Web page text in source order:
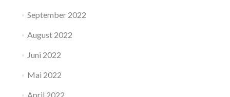
September 2022
August 2022
Juni 2022
Mai 2022
April 2022